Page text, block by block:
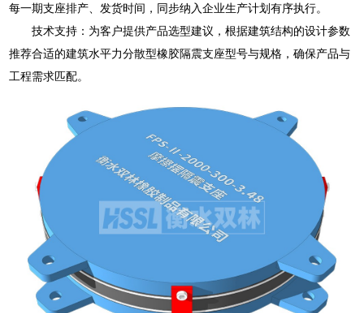
每一期支座排产、发货时间，同步纳入企业生产计划有序执行。
技术支持：为客户提供产品选型建议，根据建筑结构的设计参数
推荐合适的建筑水平力分散型橡胶隔震支座型号与规格，确保产品与
工程需求匹配。